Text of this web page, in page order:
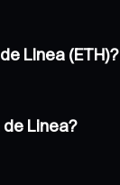
Linea (ETH)?
Linea?